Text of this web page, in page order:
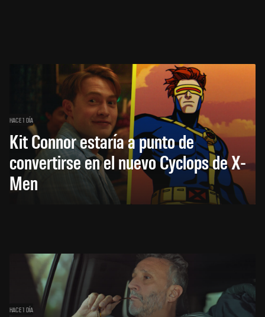
HACE 1 DÍA
Kit Connor estaría a punto de
convertirse en el nuevo Cyclops de X-
Men
HACE 1 DÍA